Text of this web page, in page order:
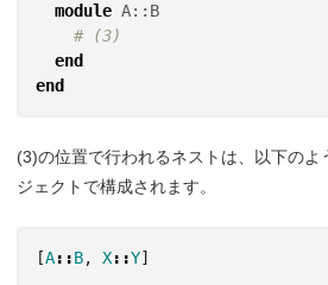
module A::B
# (3)
end
end
(3)の位置で行われるネストは、以下の
ジェクトで構成されます。
[A::B, X::Y]